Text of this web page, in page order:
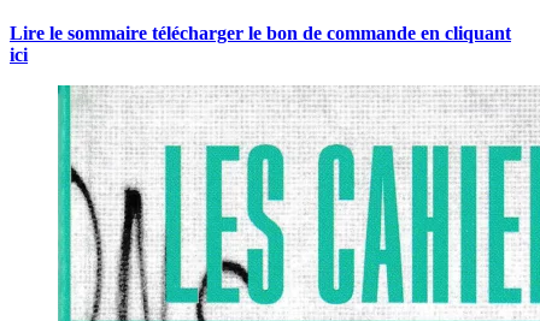
Lire le sommaire télécharger le bon de commande en cliquant
ici